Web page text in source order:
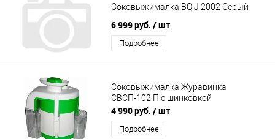
Соковыжималка BQ J 2002 Серый
6 999 руб. / шт
Подробнее
Соковыжималка Журавинка
СВСП-102 П с шинковкой
4 990 руб. / шт
Подробнее